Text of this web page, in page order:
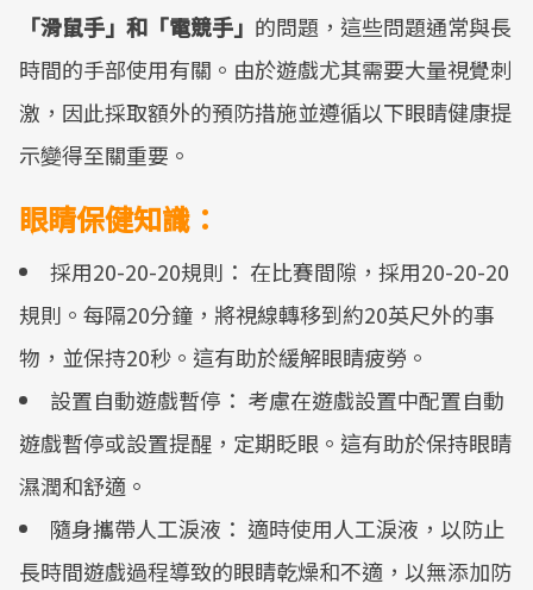
「滑鼠手」和「電競手」 的問題，這些問題通常與長
時間的手部使用有關。由於遊戲尤其需要大量視覺刺
激，因此採取額外的預防措施並遵循以下眼睛健康提
示變得至關重要。
眼睛保健知識：
採用20-20-20規則： 在比賽間隙，採用20-20-20
規則。每隔20分鐘，將視線轉移到約20英尺外的事
物，並保持20秒。這有助於緩解眼睛疲勞。
設置自動遊戲暫停： 考慮在遊戲設置中配置自動
遊戲暫停或設置提醒，定期眨眼。這有助於保持眼睛
濕潤和舒適。
隨身攜帶人工淚液： 適時使用人工淚液，以防止
長時間遊戲過程導致的眼睛乾燥和不適，以無添加防